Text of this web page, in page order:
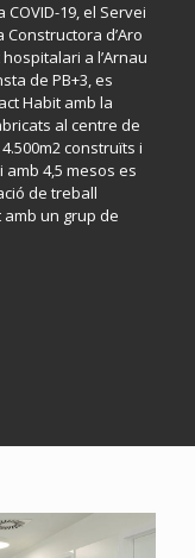
19, el Servei
d’Aro
a l’Arnau
de PB+3, es
Habit amb la
al centre de
construïts i
amb 4,5 mesos es
de treball
amb un grup de